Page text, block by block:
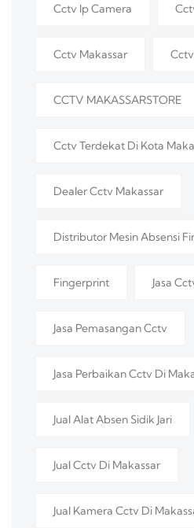
Cctv Ip Camera
Cctv Makassar
CCTV MAKASSARSTORE
Cctv Terdekat Di Kota
Dealer Cctv Makassar
Distributor Mesin Absensi
Fingerprint Jasa
Jasa Pemasangan Cctv
Jasa Perbaikan Cctv Di
Jual Alat Absen Sidik Jari
Jual Cctv Di Makassar
Jual Kamera Cctv Di